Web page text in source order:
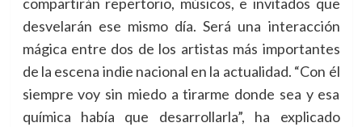
desvelarán ese mismo día. Será una interacción
mágica entre dos de los artistas más importantes
de la escena indie nacional en la actualidad. “Con él
siempre voy sin miedo a tirarme donde sea y esa
química había que desarrollarla”, ha explicado